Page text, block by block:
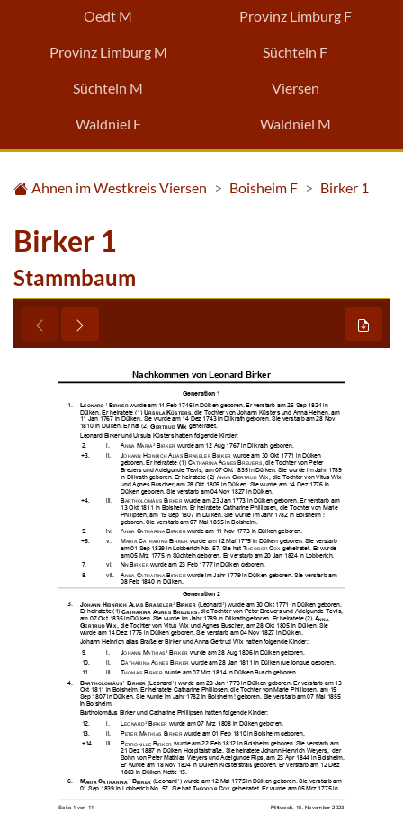
Oedt M Provinz Limburg F
Provinz Limburg M Süchteln F
Süchteln M Viersen
Waldniel F Waldniel M
Ahnen im Westkreis Viersen Boisheim F Birker 1
Birker 1
Stammbaum


    

    


    

     

          
      


     



   


 

      

     

    


  

     




          

      

  
  


     

      
    
     


 



   
     

    




        

      

